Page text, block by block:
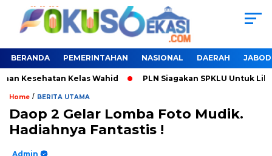
BERANDA PEMERINTAHAN NASIONAL DAERAH
Kesehatan Kelas Wahid PLN Siagakan SPKLU Untuk
Home / BERITA UTAMA
Daop 2 Gelar Lomba Foto Mudik.
Hadiahnya Fantastis !
Admin